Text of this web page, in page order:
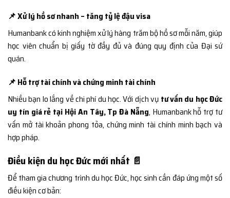
📌 Xử lý hồ sơ nhanh – tăng tỷ lệ đậu visa
Humanbank có kinh nghiệm xử lý hàng trăm bộ hồ sơ mỗi năm, giúp
học viên chuẩn bị giấy tờ đầy đủ và đúng quy định của Đại sứ
quán.
📌 Hỗ trợ tài chính và chứng minh tài chính
Nhiều bạn lo lắng về chi phí du học. Với dịch vụ tư vấn du học Đức
uy tín giá rẻ tại Hội An Tây, Tp Đà Nẵng, Humanbank hỗ trợ tư
vấn mở tài khoản phong tỏa, chứng minh tài chính minh bạch và
hợp pháp.
Điều kiện du học Đức mới nhất 📄
Để tham gia chương trình du học Đức, học sinh cần đáp ứng một số
điều kiện cơ bản: